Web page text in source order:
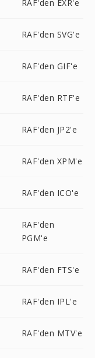
RAF'den EXR'e
RAF'den SVG'e
RAF'den GIF'e
RAF'den RTF'e
RAF'den JP2'e
RAF'den XPM'e
RAF'den ICO'e
RAF'den
PGM'e
RAF'den FTS'e
RAF'den IPL'e
RAF'den MTV'e